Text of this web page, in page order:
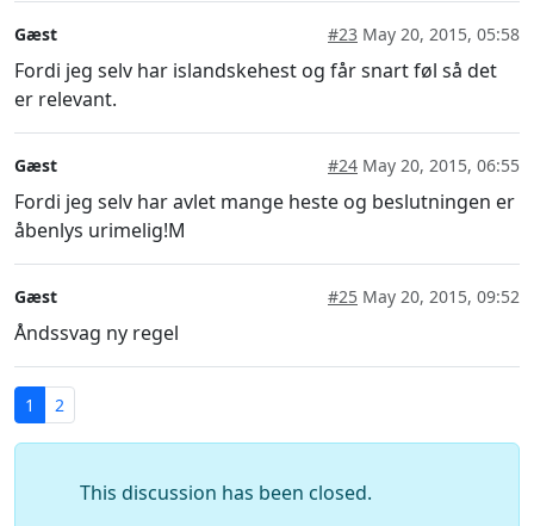
Gæst #23 May 20, 2015, 05:58
Fordi jeg selv har islandskehest og får snart føl så det
er relevant.
Gæst #24 May 20, 2015, 06:55
Fordi jeg selv har avlet mange heste og beslutningen er
åbenlys urimelig!M
Gæst #25 May 20, 2015, 09:52
Åndssvag ny regel
1 2
This discussion has been closed.